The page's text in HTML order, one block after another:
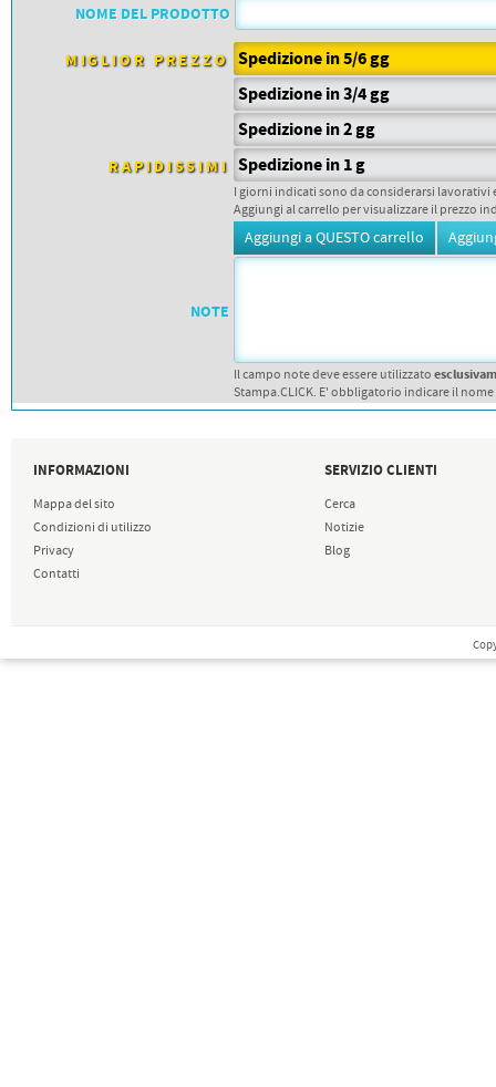
DORSALI TARGHE
NOME DEL PRODOTTO
MIGLIOR PREZZO Spedizione in 5/6 gg
Spedizione in 3/4 gg
Spedizione in 2 gg
RAPIDISSIMI Spedizione in 1 g
I giorni indicati sono da considerarsi
Aggiungi al carrello per visualizzare il prezzo
NOTE
Il campo note deve essere utilizzato
Stampa.CLICK. E' obbligatorio indicare il
INFORMAZIONI
Mappa del sito
Condizioni di utilizzo
Privacy
Contatti
SERVIZIO CLIENTI
Cerca
Notizie
Blog